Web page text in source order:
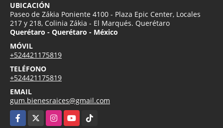
UBICACIÓN
Paseo de Zákia Poniente 4100 - Plaza Epic Center, Locales
217 y 218, Colinia Zákia - El Marqués. Querétaro
Querétaro - Querétaro - México
MÓVIL
+524421175819
TELÉFONO
+524421175819
EMAIL
gum.bienesraices@gmail.com
Facebook
InstagramYouTubeTikTok